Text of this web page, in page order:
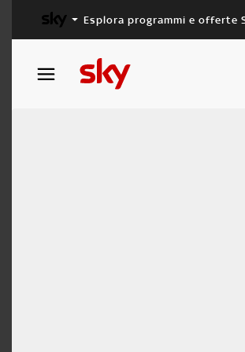
Esplora programmi e offerte